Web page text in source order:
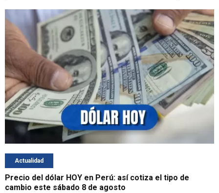
Actualidad
Precio del dólar HOY en Perú: así cotiza el tipo de
cambio este sábado 8 de agosto